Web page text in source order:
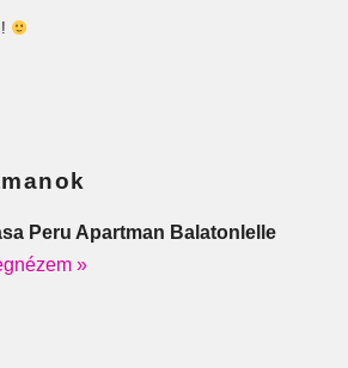
Peru Apartman Balatonlelle
»